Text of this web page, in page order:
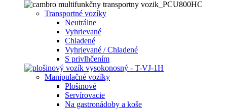
Transportné vozíky
Neutrálne
Vyhrievané
Chladené
Vyhrievané / Chladené
S privlhčením
Manipulačné vozíky
Plošinové
Servírovacie
Na gastronádoby a koše